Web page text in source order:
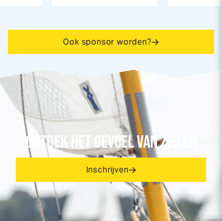
Ook sponsor worden?
ONTDEK HET GEVOEL VAN ZEILEN
Inschrijven